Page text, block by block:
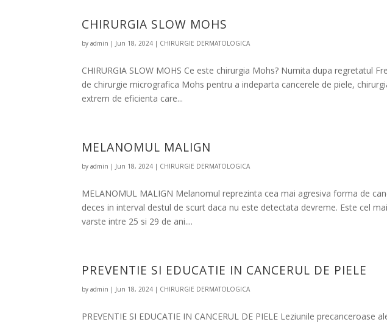
CHIRURGIA SLOW MOHS
byadmin | Jun 18, 2024 | CHIRURGIE DERMATOLOGICA
CHIRURGIA SLOW MOHS Ce este chirurgia Mohs? Numita dupa regretatul
de chirurgie micrografica Mohs pentru a indeparta cancerele de piele,
extrem de eficienta care...
MELANOMUL MALIGN
byadmin | Jun 18, 2024 | CHIRURGIE DERMATOLOGICA
MELANOMUL MALIGN Melanomul reprezinta cea mai agresiva forma de
deces in interval destul de scurt daca nu este detectata devreme. Este cel
varste intre 25 si 29 de ani....
PREVENTIE SI EDUCATIE IN CANCERUL DE PIELE
byadmin | Jun 18, 2024 | CHIRURGIE DERMATOLOGICA
PREVENTIE SI EDUCATIE IN CANCERUL DE PIELE Leziunile precanceroase